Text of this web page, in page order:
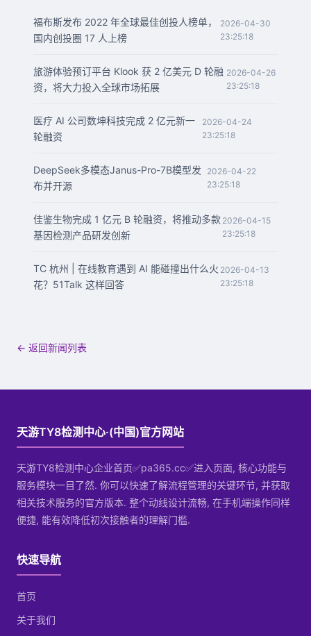
福布斯发布 2022 年全球最佳创投人榜单，
国内创投圈 17 人上榜
2026-04-30
23:25:18
旅游体验预订平台 Klook 获 2 亿美元 D 轮融
资，将大力投入全球市场拓展
2026-04-26
23:25:18
医疗 AI 公司数坤科技完成 2 亿元新一
轮融资
2026-04-24
23:25:18
DeepSeek多模态Janus-Pro-7B模型发
布并开源
2026-04-22
23:25:18
佳鉴生物完成 1 亿元 B 轮融资，将推动多款
基因检测产品研发创新
2026-04-15
23:25:18
TC 杭州 | 在线教育遇到 AI 能碰撞出什么火
花？51Talk 这样回答
2026-04-13
23:25:18
← 返回新闻列表
天游TY8检测中心·(中国)官方网站
天游TY8检测中心企业首页✅pa365.cc✅进入页面, 核心功能与
服务模块一目了然. 你可以快速了解流程管理的关键环节, 并获取
相关技术服务的官方版本. 整个动线设计流畅, 在手机端操作同样
便捷, 能有效降低初次接触者的理解门槛.
快速导航
首页
关于我们